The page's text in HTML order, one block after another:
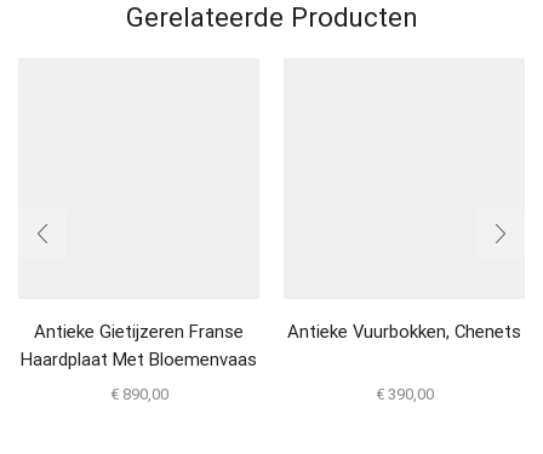
Gerelateerde Producten
Antieke Gietijzeren Franse
Haardplaat Met Bloemenvaas
€890,00
Antieke Vuurbokken, Chenets
€390,00